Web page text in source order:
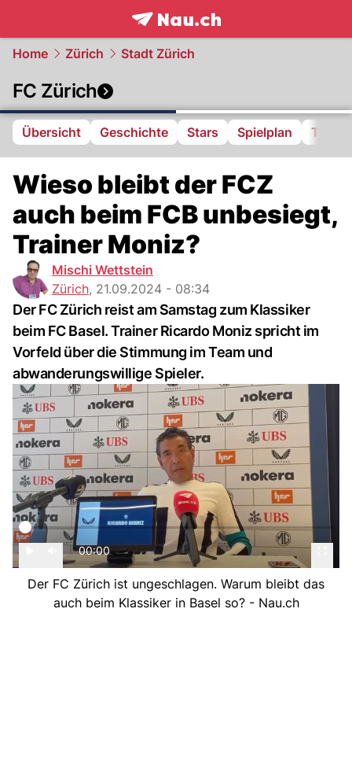
frontpage.NAU.ch
Home Zürich Stadt Zürich
FC Zürich
Übersicht Geschichte Stars Spielplan
Wieso bleibt der FCZ
auch beim FCB unbesiegt,
Trainer Moniz?
Mischi Wettstein
Zürich, 21.09.2024 - 08:34
Der FC Zürich reist am Samstag zum Klassiker
beim FC Basel. Trainer Ricardo Moniz spricht im
Vorfeld über die Stimmung im Team und
abwanderungswillige Spieler.
00:00
Der FC Zürich ist ungeschlagen. Warum bleibt das
auch beim Klassiker in Basel so? - Nau.ch